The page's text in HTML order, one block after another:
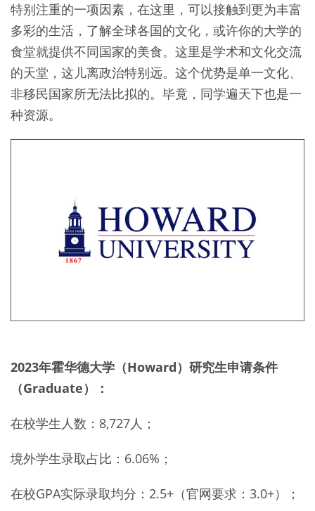
特别注重的一项因素，在这里，可以接触到更为丰富
多彩的生活，了解全球各国的文化，或许你的大学的
食堂就提供不同国家的美食。这里是学术和文化交流
的天堂，这儿离政治特别远。这个优势是单一文化、
非移民国家所无法比拟的。毕竟，同学遍天下也是一
种资源。
2023年霍华德大学（Howard）研究生申请条件
（Graduate）：
在校学生人数：8,727人；
境外学生录取占比：6.06%；
在校GPA实际录取均分：2.5+（官网要求：3.0+）；